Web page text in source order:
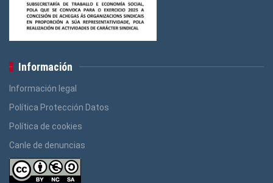
Información
Información legal
Política Protección Datos
Política de cookies
Canle de denuncias